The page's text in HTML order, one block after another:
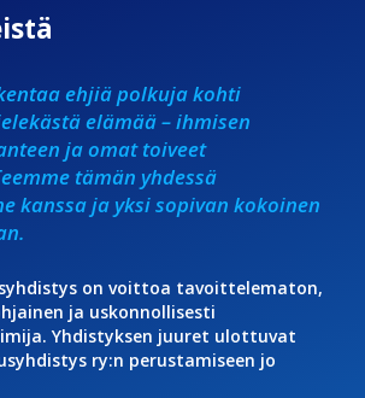
ehjiä polkuja kohti
elämää – ihmisen
ja omat toiveet
tämän yhdessä
kanssa ja yksi sopivan kokoinen
on voittoa tavoittelematon,
ja uskonnollisesti
Yhdistyksen juuret ulottuvat
ry:n perustamiseen jo